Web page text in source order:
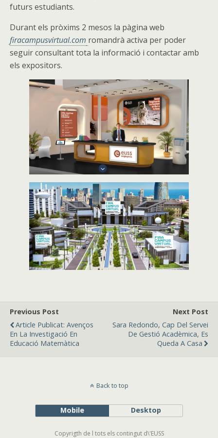
futurs estudiants.
Durant els pròxims 2 mesos la pàgina web
firacampusvirtual.com romandrà activa per poder
seguir consultant tota la informació i contactar amb
els expositors.
Previous Post
Article Publicat: Avenços
En La Investigació En
Educació Matemàtica
Next Post
Sara Redondo, Cap Del Servei
De Gestió Acadèmica, Es
Queda A Casa
Back to top
Mobile Desktop
Copyrigth de l tots els contingut d\'EUSS